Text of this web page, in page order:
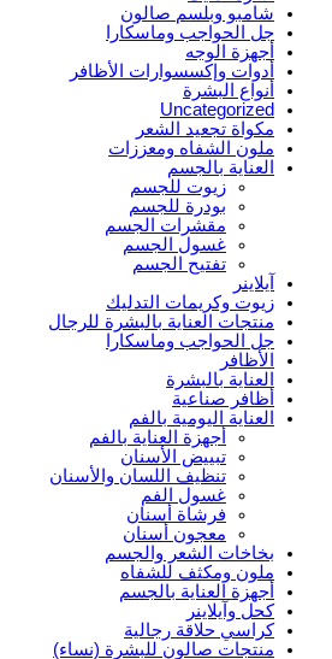
شامبو وبلسم صالون
جل الحواجب وماسكارا
أجهزة الوجه
أدوات وإكسسوارات الأظافر
أنواع البشرة
Uncategorized
مكواة تجعيد الشعر
ملون الشفاه ومعززات
العناية بالجسم
زيوت للجسم
بودرة للجسم
مقشرات الجسم
غسول الجسم
تفتيح الجسم
آيلاينر
زيوت وكريمات التدليك
منتجات العناية بالبشرة للرجال
جل الحواجب وماسكارا
الأظافر
العناية بالبشرة
أظافر صناعية
العناية اليومية بالفم
أجهزة العناية بالفم
تبييض الأسنان
تنظيف اللسان والأسنان
غسول الفم
فرشاة أسنان
معجون أسنان
بخاخات الشعر والجسم
ملون ومكثف للشفاه
أجهزة العناية بالجسم
كحل وآيلاينر
كراسي حلاقة رجالية
منتجات صالون للبشرة (نساء)